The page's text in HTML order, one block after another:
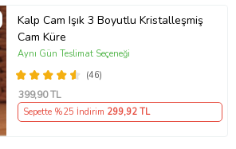
Kalp Cam Işık 3 Boyutlu Kristalleşmiş
Cam Küre
(46)
Aynı Gün Teslimat Seçeneği
399,90 TL
Sepette %25 İndirim 299,92 TL